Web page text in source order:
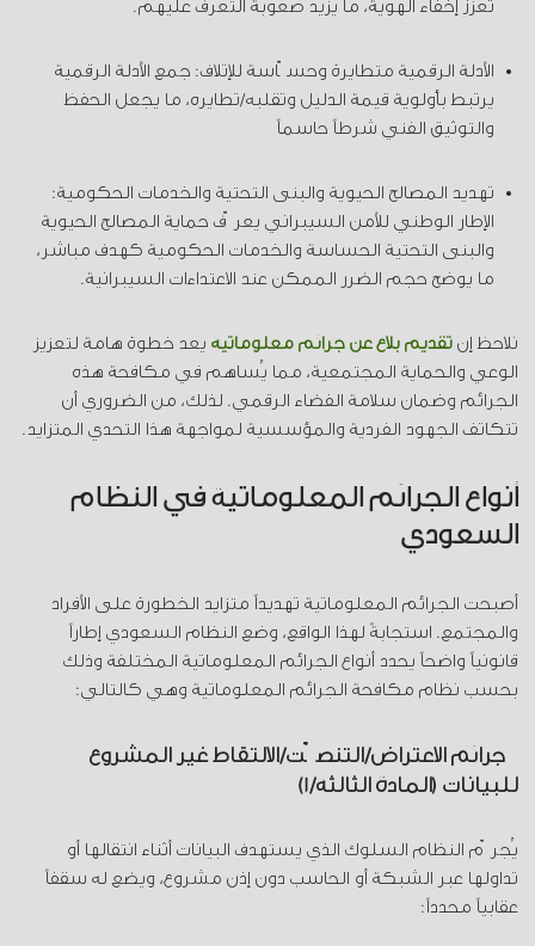
تعزز إخفاء الهوية، ما يزيد صعوبة التعرف عليهم.
الأدلة الرقمية متطايرة وحسّاسة للإتلاف: جمع الأدلة الرقمية
يرتبط بأولوية قيمة الدليل وتقلبه/تطايره، ما يجعل الحفظ
والتوثيق الفني شرطاً حاسماً
تهديد المصالح الحيوية والبنى التحتية والخدمات الحكومية:
الإطار الوطني للأمن السيبراني يعرّف حماية المصالح الحيوية
والبنى التحتية الحساسة والخدمات الحكومية كهدف مباشر،
ما يوضح حجم الضرر الممكن عند الاعتداءات السيبرانية.
نلاحظ إنتقديم بلاغ عن جرائم معلوماتية يعد خطوة هامة لتعزيز
الوعي والحماية المجتمعية، مما يُساهم في مكافحة هذه
الجرائم وضمان سلامة الفضاء الرقمي. لذلك، من الضروري أن
تتكاتف الجهود الفردية والمؤسسية لمواجهة هذا التحدي المتزايد.
أنواع الجرائم المعلوماتية في النظام
السعودي
أصبحت الجرائم المعلوماتية تهديداً متزايد الخطورة على الأفراد
والمجتمع. استجابةً لهذا الواقع، وضع النظام السعودي إطاراً
قانونياً واضحاً يحدد أنواع الجرائم المعلوماتية المختلفة وذلك
بحسب نظام مكافحة الجرائم المعلوماتية وهي كالتالي:
جرائم الاعتراض/التنصّت/الالتقاط غير المشروع
للبيانات (المادة الثالثة/1)
يُجرّم النظام السلوك الذي يستهدف البيانات أثناء انتقالها أو
تداولها عبر الشبكة أو الحاسب دون إذن مشروع، ويضع له سقفاً
عقابياً محدداً: